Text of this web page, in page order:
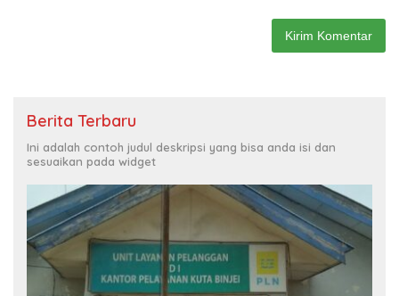
Berita Terbaru
Ini adalah contoh judul deskripsi yang bisa anda isi dan
sesuaikan pada widget